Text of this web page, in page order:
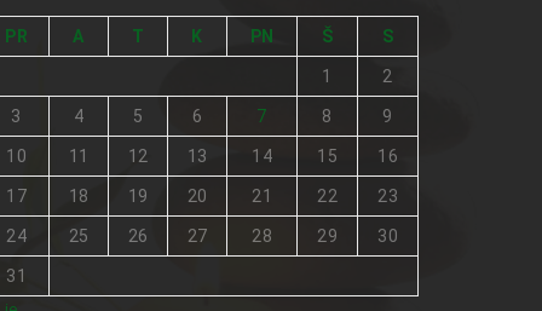
PR A T K PN Š S
1 2
3 4 5 6 7 8 9
10 11 12 13 14 15 16
17 18 19 20 21 22 23
24 25 26 27 28 29 30
31